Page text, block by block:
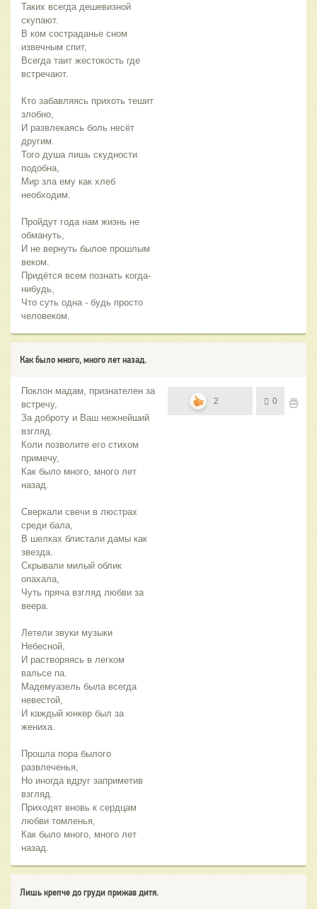
Таких всегда дешевизной
скупают.
В ком состраданье сном
извечным спит,
Всегда таит жестокость где
встречают.
Кто забавляясь прихоть тешит
злобно,
И развлекаясь боль несёт
другим.
Того душа лишь скудности
подобна,
Мир зла ему как хлеб
необходим.
Пройдут года нам жизнь не
обмануть,
И не вернуть былое прошлым
веком.
Придётся всем познать когда-
нибудь,
Что суть одна - будь просто
человеком.
Как было много, много лет назад.
Поклон мадам, признателен за
встречу,
За доброту и Ваш нежнейший
взгляд.
Коли позволите его стихом
примечу,
Как было много, много лет
назад.
Сверкали свечи в люстрах
среди бала,
В шелках блистали дамы как
звезда.
Скрывали милый облик
опахала,
Чуть пряча взгляд любви за
веера.
Летели звуки музыки
Небесной,
И растворяясь в легком
вальсе па.
Мадемуазель была всегда
невестой,
И каждый юнкер был за
жениха.
Прошла пора былого
развлеченья,
Но иногда вдруг заприметив
взгляд.
Приходят вновь к сердцам
любви томленья,
Как было много, много лет
назад.
2 0
Лишь крепче до груди прижав дитя.